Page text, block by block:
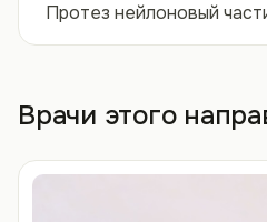
Протез нейлоновый
Врачи этого